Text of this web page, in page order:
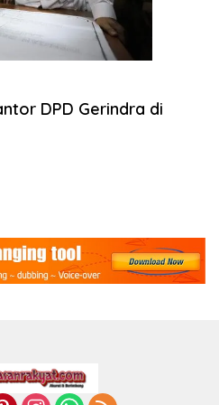
DPD Gerindra di